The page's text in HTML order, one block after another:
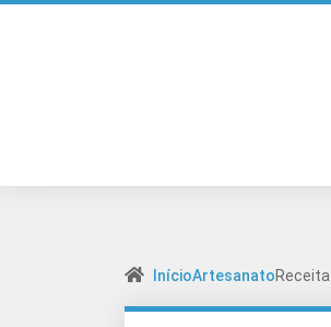
InícioArtesanato